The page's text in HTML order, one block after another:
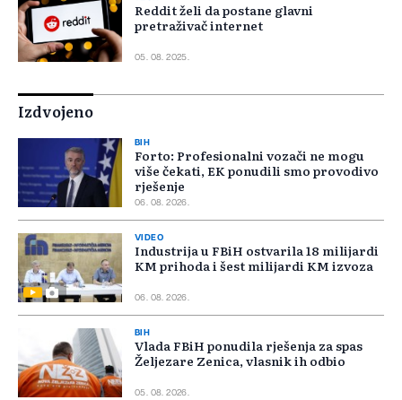
Reddit želi da postane glavni
pretraživač internet
05. 08. 2025.
Izdvojeno
BIH
Forto: Profesionalni vozači ne mogu
više čekati, EK ponudili smo provodivo
rješenje
06. 08. 2026.
VIDEO
Industrija u FBiH ostvarila 18 milijardi
KM prihoda i šest milijardi KM izvoza
06. 08. 2026.
BIH
Vlada FBiH ponudila rješenja za spas
Željezare Zenica, vlasnik ih odbio
05. 08. 2026.